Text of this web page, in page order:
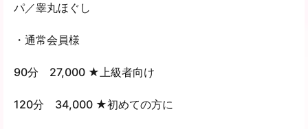
パ／睾丸ほぐし
・通常会員様
90分 27,000 ★上級者向け
120分 34,000 ★初めての方に